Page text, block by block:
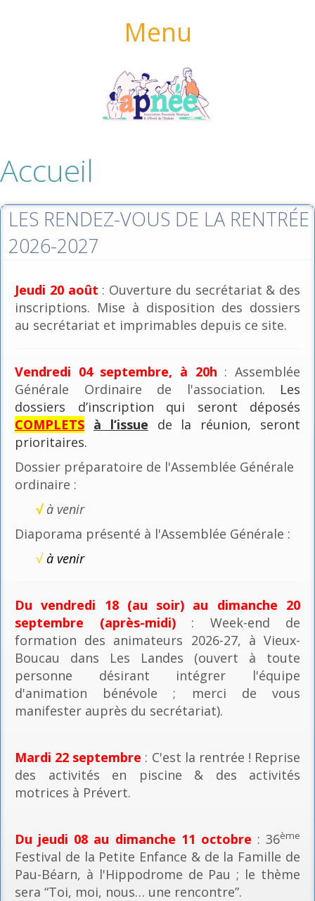
Menu
Accueil
LES RENDEZ-VOUS DE LA RENTRÉE
2026-2027
Jeudi 20 août : Ouverture du secrétariat & des
inscriptions. Mise à disposition des dossiers
au secrétariat et imprimables depuis ce site.
Vendredi 04 septembre, à 20h : Assemblée
Générale Ordinaire de l'association. Les
dossiers d’inscription qui seront déposés
COMPLETS à l’issue de la réunion, seront
prioritaires.
Dossier préparatoire de l'Assemblée Générale
ordinaire :
√ à venir
Diaporama présenté à l'Assemblée Générale :
√à venir
Du vendredi 18 (au soir) au dimanche 20
septembre (après-midi): Week-end de
formation des animateurs 2026-27, à Vieux-
Boucau dans Les Landes (ouvert à toute
personne désirant intégrer l'équipe
d'animation bénévole ; merci de vous
manifester auprès du secrétariat).
Mardi 22 septembre : C'est la rentrée ! Reprise
des activités en piscine & des activités
motrices à Prévert.
Du jeudi 08 au dimanche 11 octobre : 36ème
Festival de la Petite Enfance & de la Famille de
Pau-Béarn, à l'Hippodrome de Pau ; le thème
sera “Toi, moi, nous… une rencontre”.